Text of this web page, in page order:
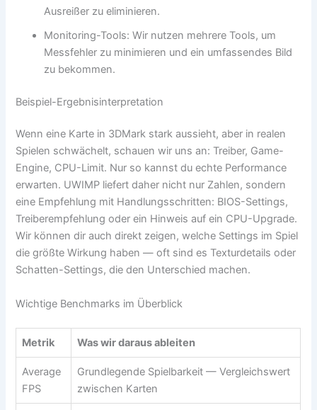
Ausreißer zu eliminieren.
Monitoring-Tools: Wir nutzen mehrere Tools, um
Messfehler zu minimieren und ein umfassendes Bild
zu bekommen.
Beispiel-Ergebnisinterpretation
Wenn eine Karte in 3DMark stark aussieht, aber in realen
Spielen schwächelt, schauen wir uns an: Treiber, Game-
Engine, CPU-Limit. Nur so kannst du echte Performance
erwarten. UWIMP liefert daher nicht nur Zahlen, sondern
eine Empfehlung mit Handlungsschritten: BIOS-Settings,
Treiberempfehlung oder ein Hinweis auf ein CPU-Upgrade.
Wir können dir auch direkt zeigen, welche Settings im Spiel
die größte Wirkung haben — oft sind es Texturdetails oder
Schatten-Settings, die den Unterschied machen.
Wichtige Benchmarks im Überblick
Metrik Was wir daraus ableiten
Average
FPS
Grundlegende Spielbarkeit — Vergleichswert
zwischen Karten